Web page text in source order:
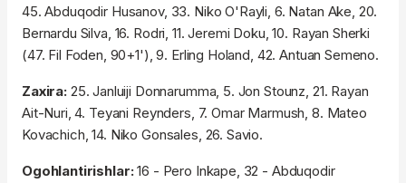
45. Abduqodir Husanov, 33. Niko O'Rayli, 6. Natan Ake, 20.
Bernardu Silva, 16. Rodri, 11. Jeremi Doku, 10. Rayan Sherki
(47. Fil Foden, 90+1'), 9. Erling Holand, 42. Antuan Semeno.
Zaxira:25. Janluiji Donnarumma, 5. Jon Stounz, 21. Rayan
Ait-Nuri, 4. Teyani Reynders, 7. Omar Marmush, 8. Mateo
Kovachich, 14. Niko Gonsales, 26. Savio.
Ogohlantirishlar:16 - Pero Inkape, 32 - Abduqodir